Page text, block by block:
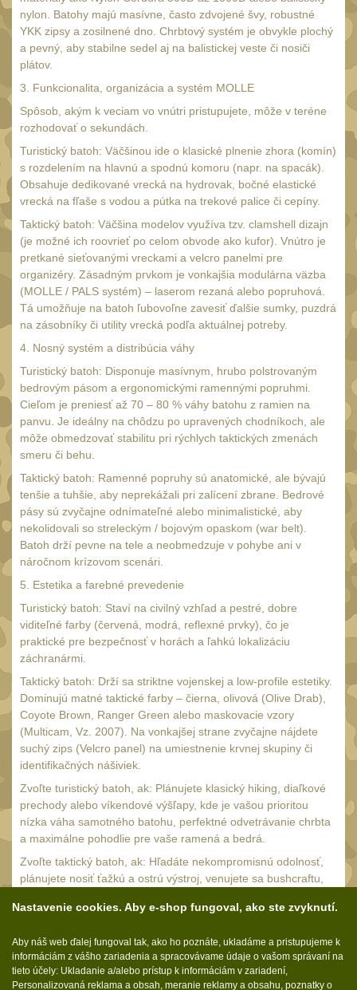
príslušenstvo
Náhradné diely 7
OBLEČENIE
Nosiče plátů a vesty
Prilby 4
Opasky
Chrániče10
Nášivky
Ponča a pláštěnky 11
Čepice, kukly, šátky 50
Šiltovky
Chrániče sluchu7
Ostatní40
DOPLŇKY(397)
Ramenní popruhy a
vycpávky 10
Karabiny a přezky 75
Kroužky, šňůrky,
koncovky
Nášivky104
Samonavíjecí držáky
Zámky1
Nepromokavý potahy a
vaky
Adaptéry33
Taktická pera 4
Láhve 16
Lékárničky 17
Na přežití
Darčekové poukazy22
Ostatní 43
NOŽE A MULTITOOLY (165)
s čepeľou 8-9 cm
nylon. Batohy majú masívne, často zdvojené švy, robustné
YKK zipsy a zosilnené dno. Chrbtový systém je obvykle plochý
a pevný, aby stabilne sedel aj na balistickej veste či nosiči
plátov.
3. Funkcionalita, organizácia a systém MOLLE
Spôsob, akým k veciam vo vnútri pristupujete, môže v teréne
rozhodovať o sekundách.
Turistický batoh: Väčšinou ide o klasické plnenie zhora (komín)
s rozdelením na hlavnú a spodnú komoru (napr. na spacák).
Obsahuje dedikované vrecká na hydrovak, bočné elastické
vrecká na fľaše s vodou a pútka na trekové palice či cepíny.
Taktický batoh: Väčšina modelov využíva tzv. clamshell dizajn
(je možné ich roovrieť po celom obvode ako kufor). Vnútro je
pretkané sieťovanými vreckami a velcro panelmi pre
organizéry. Zásadným prvkom je vonkajšia modulárna väzba
(MOLLE / PALS systém) – laserom rezaná alebo popruhová.
Tá umožňuje na batoh ľubovoľne zavesiť ďalšie sumky, puzdrá
na zásobníky či utility vrecká podľa aktuálnej potreby.
4. Nosný systém a distribúcia váhy
Turistický batoh: Disponuje masívnym, hrubo polstrovaným
bedrovým pásom a ergonomickými ramennými popruhmi.
Cieľom je preniesť až 70 – 80 % váhy batohu z ramien na
panvu. Je ideálny na chôdzu po upravených chodníkoch, ale
môže obmedzovať stabilitu pri rýchlych taktických zmenách
smeru či behu.
Taktický batoh: Ramenné popruhy sú anatomické, ale bývajú
tenšie a tuhšie, aby neprekážali pri zalícení zbrane. Bedrové
pásy sú zvyčajne odnímateľné alebo minimalistické, aby
nekolidovali so streleckým / bojovým opaskom (war belt).
Batoh drží pevne na tele a neobmedzuje v pohybe ani v
náročnom krízovom scenári.
5. Estetika a farebné prevedenie
Turistický batoh: Staví na civilný vzhľad a pestré, dobre
viditeľné farby (červená, modrá, reflexné prvky), čo je
praktické pre bezpečnosť v horách a ľahkú lokalizáciu
záchranármi.
Taktický batoh: Drží sa striktne vojenskej a low-profile estetiky.
Dominujú matné taktické farby – čierna, olivová (Olive Drab),
Coyote Brown, Ranger Green alebo maskovacie vzory
(Multicam, Vz. 2007). Na vonkajšej strane zvyčajne nájdete
suchý zips (Velcro panel) na umiestnenie krvnej skupiny či
identifikačných nášiviek.
Zvoľte turistický batoh, ak: Plánujete klasický hiking, diaľkové
prechody alebo víkendové výšľapy, kde je vašou prioritou
nízka váha samotného batohu, perfektné odvetrávanie chrbta
a maximálne pohodlie pre vaše ramená a bedrá.
Zvoľte taktický batoh, ak: Hľadáte nekompromisnú odolnosť,
plánujete nosiť ťažkú a ostrú výstroj, venujete sa bushcraftu,
modulárny batoh na denné nosenie (EDC), ktorý prežije
upraviť na mieru.
Nastavenie cookies. Aby e-shop fungoval, ako ste zvyknutí.
Aby náš web ďalej fungoval tak, ako ho poznáte, ukladáme a pristupujeme k
informáciám z vášho zariadenia a spracovávame údaje o vašom správaní na
tieto účely: Ukladanie a/alebo prístup k informáciám v zariadení,
Personalizovaná reklama a obsah, meranie reklamy a obsahu, poznatky o